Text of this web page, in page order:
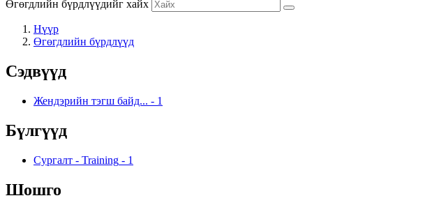
Өгөгдлийн бүрдлүүдийг хайх
Нүүр
Өгөгдлийн бүрдлүүд
Сэдвүүд
Жендэрийн тэгш байд... - 1
Бүлгүүд
Сургалт - Training - 1
Шошго